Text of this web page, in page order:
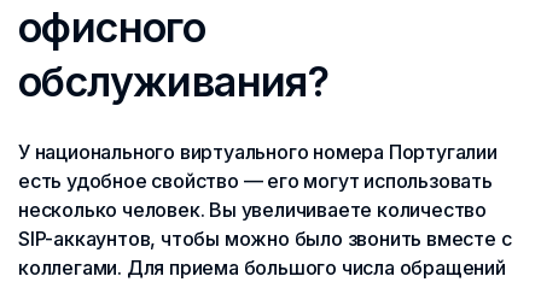
офисного
обслуживания?
У национального виртуального номера Португалии
есть удобное свойство — его могут использовать
несколько человек. Вы увеличиваете количество
SIP-аккаунтов, чтобы можно было звонить вместе с
коллегами. Для приема большого числа обращений